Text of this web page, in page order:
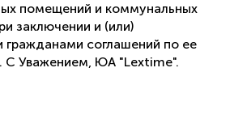
помещений и коммунальных
заключении и (или)
гражданами соглашений по ее
С Уважением, ЮА "Lextime".